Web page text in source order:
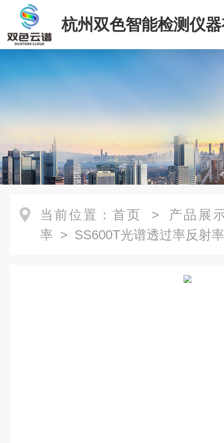
杭州双色智能检测仪
司
当前位置： 首页 > 产品展
率 > SS600T光谱透过率反射率